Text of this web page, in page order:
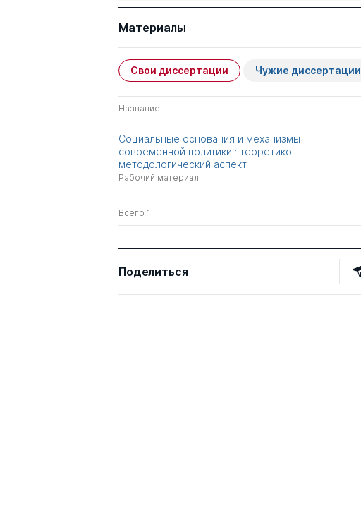
Материалы
Свои диссертации Чужие диссертации
Название
Социальные основания и механизмы
современной политики : теоретико-
методологический аспект
Рабочий материал
Всего 1
Поделиться